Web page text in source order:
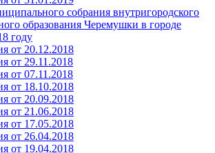
собрания внутригородского
образования Черемушки в городе
году
от 20.12.2018
от 29.11.2018
от 07.11.2018
от 18.10.2018
от 20.09.2018
от 21.06.2018
от 17.05.2018
от 26.04.2018
от 19.04.2018